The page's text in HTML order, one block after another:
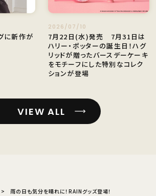
に新作が
2026/07/10
7月22日(水)発売 7月31日は
ハリー・ポッターの誕生日！ハグ
リッドが贈ったバースデーケーキ
をモチーフにした特別なコレク
ションが登場
VIEW ALL
雨の日も気分を晴れに！RAINグッズ登場！